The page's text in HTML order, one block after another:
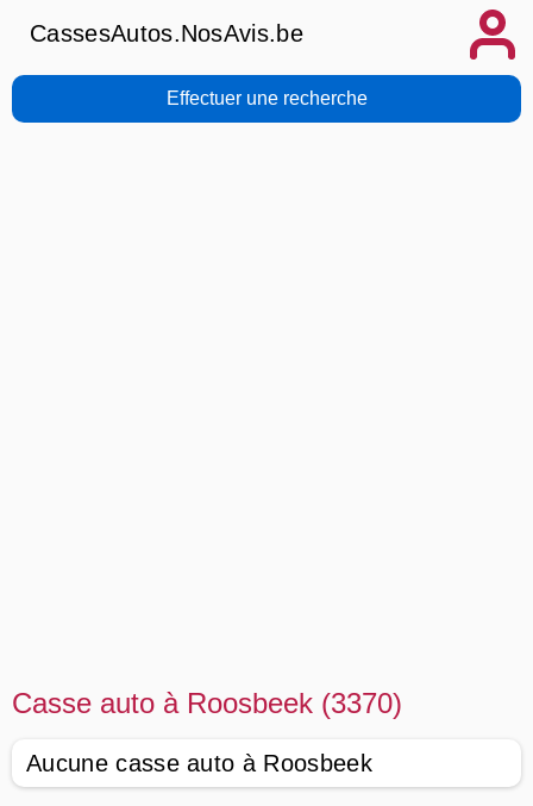
CassesAutos.NosAvis.be
Effectuer une recherche
Casse auto à Roosbeek (3370)
Aucune casse auto à Roosbeek